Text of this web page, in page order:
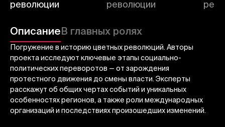
революции
революции
ОписаниеВ главных ролях
Погружение в историю цветных революций. Авторы
проекта исследуют ключевые этапы социально-
политических переворотов — от зарождения
протестного движения до смены власти. Эксперты
расскажут об общих чертах событий и уникальных
особенностях регионов, а также роли международных
организаций и последствиях произошедших изменений.